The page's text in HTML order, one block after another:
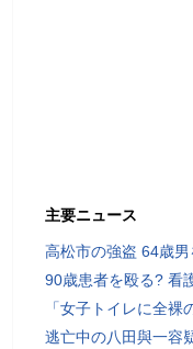
主要ニュース
高松市の強盗 64歳
90歳患者を殴る? 看
「女子トイレに全裸
逃亡中の八田與一容